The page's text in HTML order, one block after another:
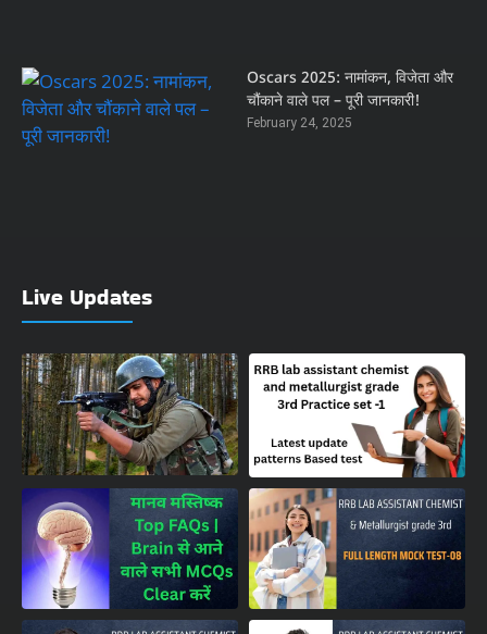
Oscars 2025: नामांकन, विजेता और
चौंकाने वाले पल – पूरी जानकारी!
February 24, 2025
Live Updates